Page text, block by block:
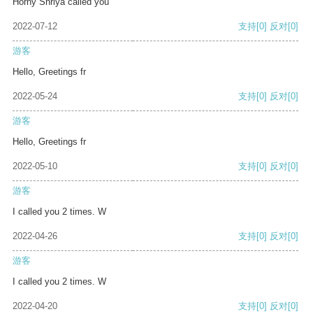
2022-07-12 支持[0] 反对[0]
游客
Hello, Greetings fr
2022-05-24 支持[0] 反对[0]
游客
Hello, Greetings fr
2022-05-10 支持[0] 反对[0]
游客
I called you 2 times. W
2022-04-26 支持[0] 反对[0]
游客
I called you 2 times. W
2022-04-20 支持[0] 反对[0]